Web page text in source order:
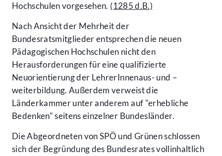
Hochschulen vorgesehen. (1285 d.B.)
Nach Ansicht der Mehrheit der
Bundesratsmitglieder entsprechen die neuen
Pädagogischen Hochschulen nicht den
Herausforderungen für eine qualifizierte
Neuorientierung der LehrerInnenaus- und –
weiterbildung. Außerdem verweist die
Länderkammer unter anderem auf "erhebliche
Bedenken" seitens einzelner Bundesländer.
Die Abgeordneten von SPÖ und Grünen schlossen
sich der Begründung des Bundesrates vollinhaltlich